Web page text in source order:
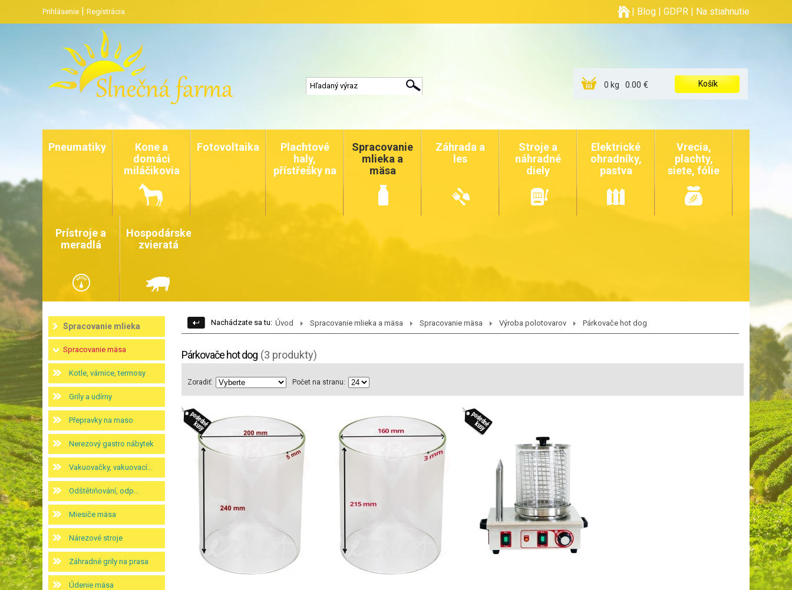
Prihlásenie | Registrácia | Blog | GDPR | Na stiahnutie
0 kg 0.00 € Košík
Pneumatiky
Kone a
domáci
miláčikovia
Fotovoltaika
Plachtové
haly,
přístřešky na
Spracovanie
mlieka a
mäsa
Záhrada a
les
Stroje a
náhradné
diely
Elektrické
ohradníky,
pastva
Vrecia,
plachty,
siete, fólie
Prístroje a
meradlá
Hospodárske
zvieratá
Spracovanie mlieka
Spracovanie mäsa
Kotle, várnice, termosy
Grily a udírny
Přepravky na maso
Nerezový gastro nábytek
Vakuovačky, vakuovací...
Odštětiňování, odp...
Miesiče mäsa
Nárezové stroje
Záhradné grily na prasa
Údenie mäsa
Nachádzate sa tu: Úvod Spracovanie mlieka a mäsa Spracovanie mäsa Výroba polotovarov Párkovače hot dog
Párkovače hot dog (3 produkty)
Zoradiť: Počet na stranu: